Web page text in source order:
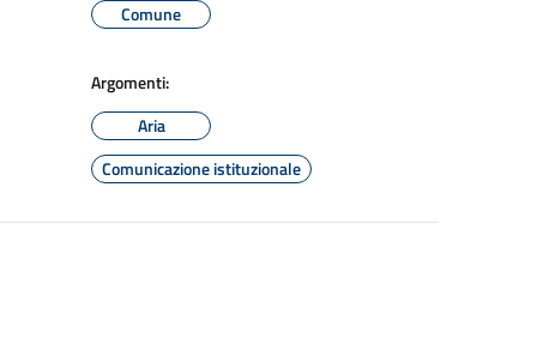
Comune
Argomenti:
Aria
Comunicazione istituzionale